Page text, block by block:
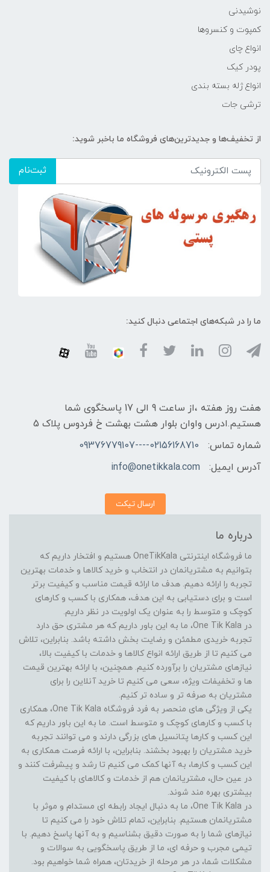
نوشیدنی
کمپوت و کنسروها
انواع چای
پودر کیک
انواع ژله بسته بندی
ترشی جات
از تخفیف‌ها و جدیدترین‌های فروشگاه ما باخبر شوید:
ثبت‌نام
ما را در شبکه‌های اجتماعی دنبال کنید:
هفت روز هفته ،از ساعت 9 الی 17 پاسخگوی شما
هستیم.ادرس واوان بلوار هشت بهشت خ فردوس پلاک 5
شماره تماس:
02156168710----09376779107
آدرس ایمیل:
info@onetikkala.com
ارسال تیکت
درباره ما
ما فروشگاه اینترنتی OneTikKala هستیم و افتخار داریم که
بتوانیم به مشتریانمان در انتخاب و خرید کالاها و خدمات بهترین
تجربه را ارائه دهیم. هدف ما ارائه قیمت مناسب و کیفیت برتر
است و برای دستیابی به این هدف، همکاری با کسب و کارهای
کوچک و متوسط را به عنوان یک اولویت در نظر داریم.
در One Tik Kala، ما به این باور داریم که هر مشتری حق دارد
تجربه خریدی مطمئن و رضایت بخش داشته باشد. بنابراین، تلاش
می کنیم تا از طریق ارائه انواع کالاها و خدمات با کیفیت بالا،
نیازهای مشتریان را برآورده کنیم. همچنین، با ارائه بهترین قیمت
ها و تخفیفات ویژه، سعی می کنیم تا خرید آنلاین را برای
مشتریان به صرفه تر و ساده تر کنیم.
یکی از ویژگی های منحصر به فرد فروشگاه One Tik Kala، همکاری
با کسب و کارهای کوچک و متوسط است. ما به این باور داریم که
این کسب و کارها پتانسیل های بزرگی دارند و می توانند تجربه
خرید مشتریان را بهبود بخشند. بنابراین، با ارائه فرصت همکاری به
این کسب و کارها، به آنها کمک می کنیم تا رشد و پیشرفت کنند و
در عین حال، مشتریانمان هم از خدمات و کالاهای با کیفیت
بیشتری بهره مند شوند.
در One Tik Kala، ما به دنبال ایجاد رابطه ای مستدام و موثر با
مشتریانمان هستیم. بنابراین، تمام تلاش خود را می کنیم تا
نیازهای شما را به صورت دقیق بشناسیم و به آنها پاسخ دهیم. با
تیمی مجرب و حرفه ای، ما از طریق پاسخگویی به سوالات و
مشکلات شما، در هر مرحله از خریدتان، همراه شما خواهیم بود.